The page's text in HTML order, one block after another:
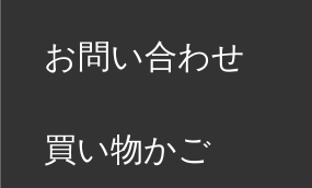
お問い合わせ
買い物かご